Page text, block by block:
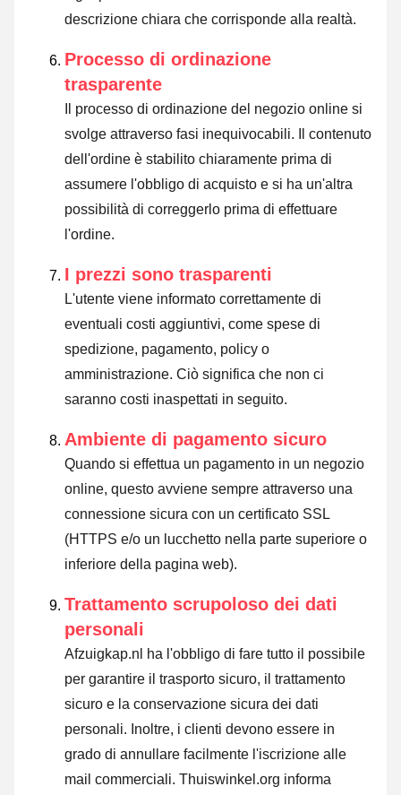
descrizione chiara che corrisponde alla realtà.
Processo di ordinazione
trasparente
Il processo di ordinazione del negozio online si
svolge attraverso fasi inequivocabili. Il contenuto
dell'ordine è stabilito chiaramente prima di
assumere l'obbligo di acquisto e si ha un'altra
possibilità di correggerlo prima di effettuare
l'ordine.
I prezzi sono trasparenti
L'utente viene informato correttamente di
eventuali costi aggiuntivi, come spese di
spedizione, pagamento, policy o
amministrazione. Ciò significa che non ci
saranno costi inaspettati in seguito.
Ambiente di pagamento sicuro
Quando si effettua un pagamento in un negozio
online, questo avviene sempre attraverso una
connessione sicura con un certificato SSL
(HTTPS e/o un lucchetto nella parte superiore o
inferiore della pagina web).
Trattamento scrupoloso dei dati
personali
Afzuigkap.nl ha l'obbligo di fare tutto il possibile
per garantire il trasporto sicuro, il trattamento
sicuro e la conservazione sicura dei dati
personali. Inoltre, i clienti devono essere in
grado di annullare facilmente l'iscrizione alle
mail commerciali. Thuiswinkel.org informa